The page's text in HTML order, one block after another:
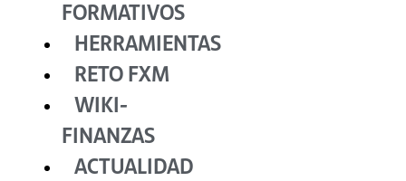
FORMATIVOS
HERRAMIENTAS
RETO FXM
WIKI-
FINANZAS
ACTUALIDAD